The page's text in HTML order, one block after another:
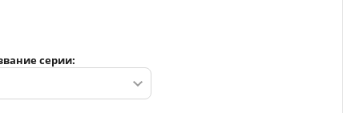
серии: